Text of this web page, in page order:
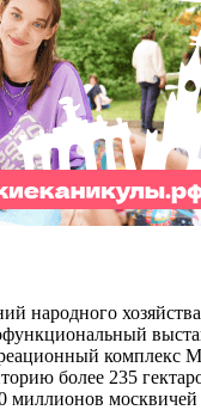
народного
комплекс
более 235
москвичей